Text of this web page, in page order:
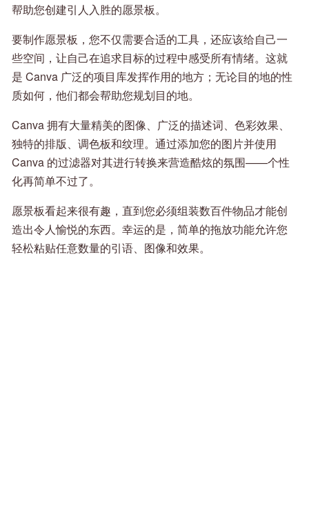
帮助您创建引人入胜的愿景板。
要制作愿景板，您不仅需要合适的工具，还应该给自己一
些空间，让自己在追求目标的过程中感受所有情绪。这就
是 Canva 广泛的项目库发挥作用的地方；无论目的地的性
质如何，他们都会帮助您规划目的地。
Canva 拥有大量精美的图像、广泛的描述词、色彩效果、
独特的排版、调色板和纹理。通过添加您的图片并使用
Canva 的过滤器对其进行转换来营造酷炫的氛围——个性
化再简单不过了。
愿景板看起来很有趣，直到您必须组装数百件物品才能创
造出令人愉悦的东西。幸运的是，简单的拖放功能允许您
轻松粘贴任意数量的引语、图像和效果。